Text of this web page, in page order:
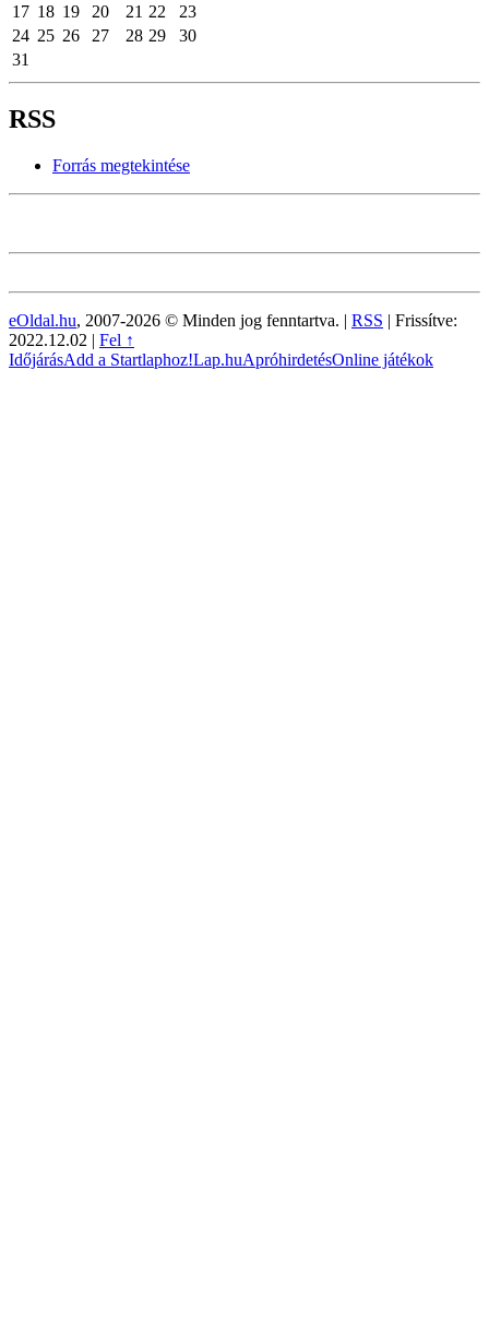
17 18 19 20 21 22
23
24 25 26 27 28 29
30
31
RSS
Forrás megtekintése
eOldal.hu, 2007-2026 © Minden jog fenntartva. | RSS | Frissítve:
2022.12.02 | Fel ↑
IdőjárásAdd a Startlaphoz!Lap.huApróhirdetésOnline játékok